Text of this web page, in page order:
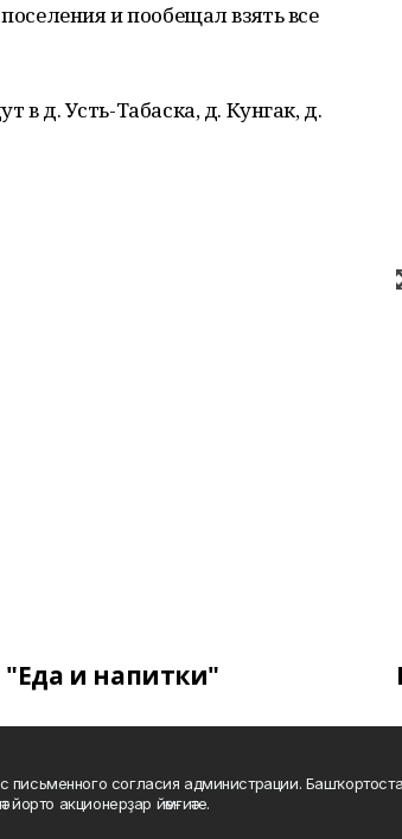
и пообещал взять все
в д. Усть-Табаска, д. Кунгак, д.
"Еда и напитки"
письменного согласия администрации.
акционерҙар йәмғиәте.